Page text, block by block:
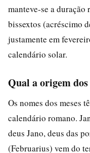
manteve-se a duração
bissextos (acréscimo
justamente em
calendário solar.
Qual a origem dos
Os nomes dos meses
calendário romano.
deus Jano, deus das
(Februarius) vem do